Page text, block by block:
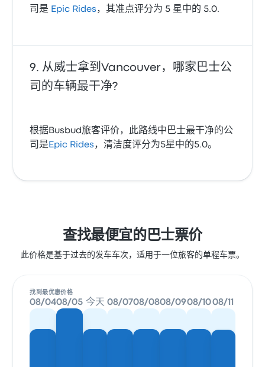
司是 Epic Rides ，其准点评分为 5 星中的 5.0.
从威士拿到Vancouver，哪家巴士公
司的车辆最干净?
根据Busbud旅客评价，此路线中巴士最干净的公
司是 Epic Rides ，清洁度评分为5星中的5.0。
查找最便宜的巴士票价
此价格是基于过去的发车车次，适用于一位旅客的单程车票。
找到最优惠价格
08/0408/05 今天 08/0708/0808/0908/1008/11